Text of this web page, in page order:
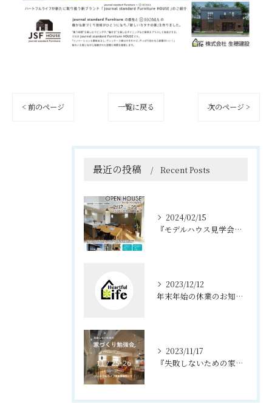
< 前のページ 一覧に戻る 次のページ >
最近の投稿 Recent Posts
2024/02/15
『モデルハウス見学会、夜の見学会』淡路市 浦
2023/12/12
年末年始の休業のお知らせ
2023/11/17
『失敗しないための家づくり勉強会』 洲本市 住宅展示場にて